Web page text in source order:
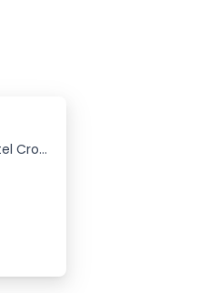
Delta Hospitality d.o.o. - Hotel Crowne Plaza